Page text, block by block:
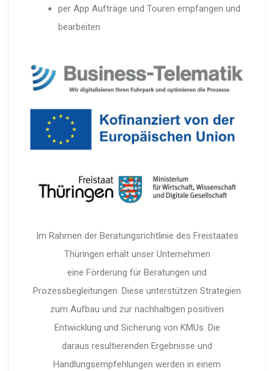
per App Aufträge und Touren empfangen und
bearbeiten
Im Rahmen der Beratungsrichtlinie des Freistaates
Thüringen erhält unser Unternehmen
eine Förderung für Beratungen und
Prozessbegleitungen. Diese unterstützen Strategien
zum Aufbau und zur nachhaltigen positiven
Entwicklung und Sicherung von KMUs. Die
daraus resultierenden Ergebnisse und
Handlungsempfehlungen werden in einem